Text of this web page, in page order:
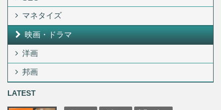
マネタイズ
映画・ドラマ
洋画
邦画
LATEST